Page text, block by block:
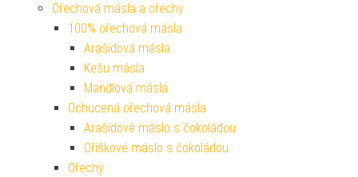
Ořechová másla a ořechy
100% ořechová másla
Arašídová másla
Kešu másla
Mandlová másla
Ochucená ořechová másla
Arašídové máslo s čokoládou
Oříškové máslo s čokoládou
Ořechy